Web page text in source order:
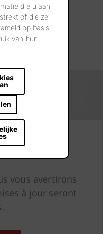
die u aan
of die ze
op basis
van hun
vous avertirons
à jour seront